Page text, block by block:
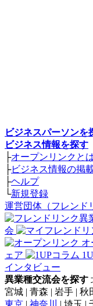
ビジネスパーソンを
ビジネス情報を探す
├オープンリンクと
├ビジネス情報の掲
├ヘルプ
└新規登録
運営団体（フレンド
会
オ
ェア
インタビュー
異業種交流会を探す
宮城 | 青森 | 岩手 | 秋
東京 | 神奈川 | 埼玉 |